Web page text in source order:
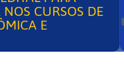
CURSOS DE
E